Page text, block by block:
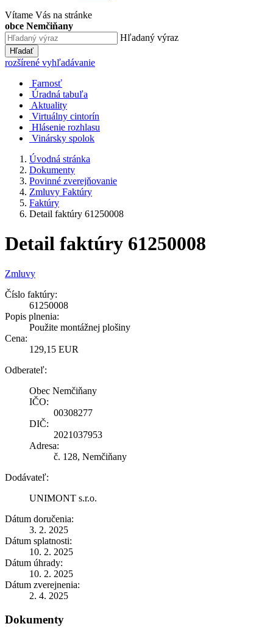
Vítame Vás na stránke
obce Nemčiňany
Hľadaný výraz
Hľadať
rozšírené vyhľadávanie
Farnosť
Úradná tabuľa
Aktuality
Virtuálny cintorín
Hlásenie rozhlasu
Vinársky spolok
Úvodná stránka
Dokumenty
Povinné zverejňovanie
Zmluvy Faktúry
Faktúry
Detail faktúry 61250008
Detail faktúry 61250008
Zmluvy
Číslo faktúry:
61250008
Popis plnenia:
Použite montážnej plošiny
Cena:
129,15 EUR
Odberateľ:
Obec Nemčiňany
IČO:
00308277
DIČ:
2021037953
Adresa:
č. 128, Nemčiňany
Dodávateľ:
UNIMONT s.r.o.
Dátum doručenia:
3. 2. 2025
Dátum splatnosti:
10. 2. 2025
Dátum úhrady:
10. 2. 2025
Dátum zverejnenia:
2. 4. 2025
Dokumenty